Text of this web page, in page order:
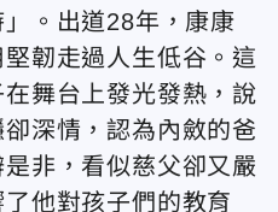
。出道28年，康康
韌走過人生低谷。這
舞台上發光發熱，說
深情，認為內斂的爸
非，看似慈父卻又嚴
他對孩子們的教育